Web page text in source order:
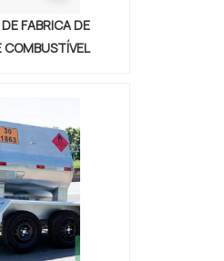
FABRICA DE
COMBUSTÍVEL